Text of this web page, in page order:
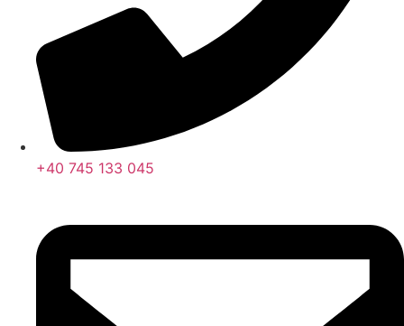
+40 745 133 045